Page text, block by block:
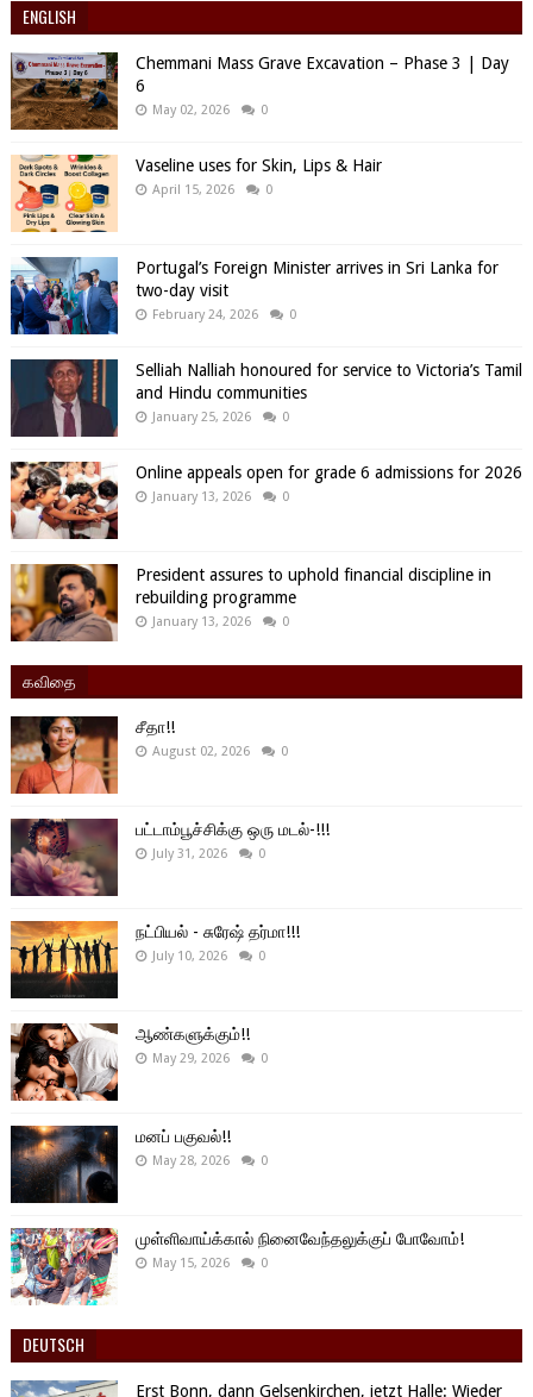
ENGLISH
Chemmani Mass Grave Excavation – Phase 3 | Day
6
May 02, 2026 0
Vaseline uses for Skin, Lips & Hair
April 15, 2026 0
Portugal’s Foreign Minister arrives in Sri Lanka for
two-day visit
February 24, 2026 0
Selliah Nalliah honoured for service to Victoria’s Tamil
and Hindu communities
January 25, 2026 0
Online appeals open for grade 6 admissions for 2026
January 13, 2026 0
President assures to uphold financial discipline in
rebuilding programme
January 13, 2026 0
கவிதை
சீதா!!
August 02, 2026 0
பட்டாம்பூச்சிக்கு ஒரு மடல்-!!!
July 31, 2026 0
நட்பியல் - சுரேஷ் தர்மா!!!
July 10, 2026 0
ஆண்களுக்கும்!!
May 29, 2026 0
மனப் பகுவல்!!
May 28, 2026 0
முள்ளிவாய்க்கால் நினைவேந்தலுக்குப் போவோம்!
May 15, 2026 0
DEUTSCH
Erst Bonn, dann Gelsenkirchen, jetzt Halle: Wieder